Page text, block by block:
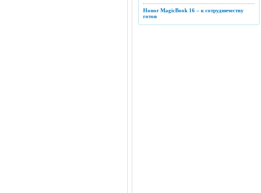
Honor MagicBook 16 – к сотрудничеству
готов